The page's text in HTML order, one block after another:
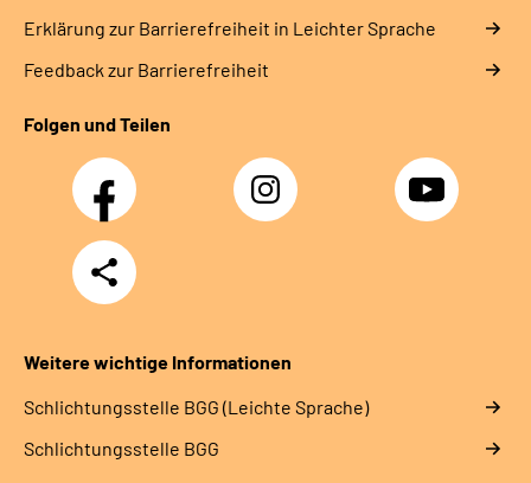
Erklärung zur Barrierefreiheit in Leichter Sprache
Feedback zur Barrierefreiheit
Folgen und Teilen
Facebook Instagram YouTube
Teilen
Weitere wichtige Informationen
Schlich­tungs­stel­le BGG (Leichte Sprache)
Schlich­tungs­stel­le BGG